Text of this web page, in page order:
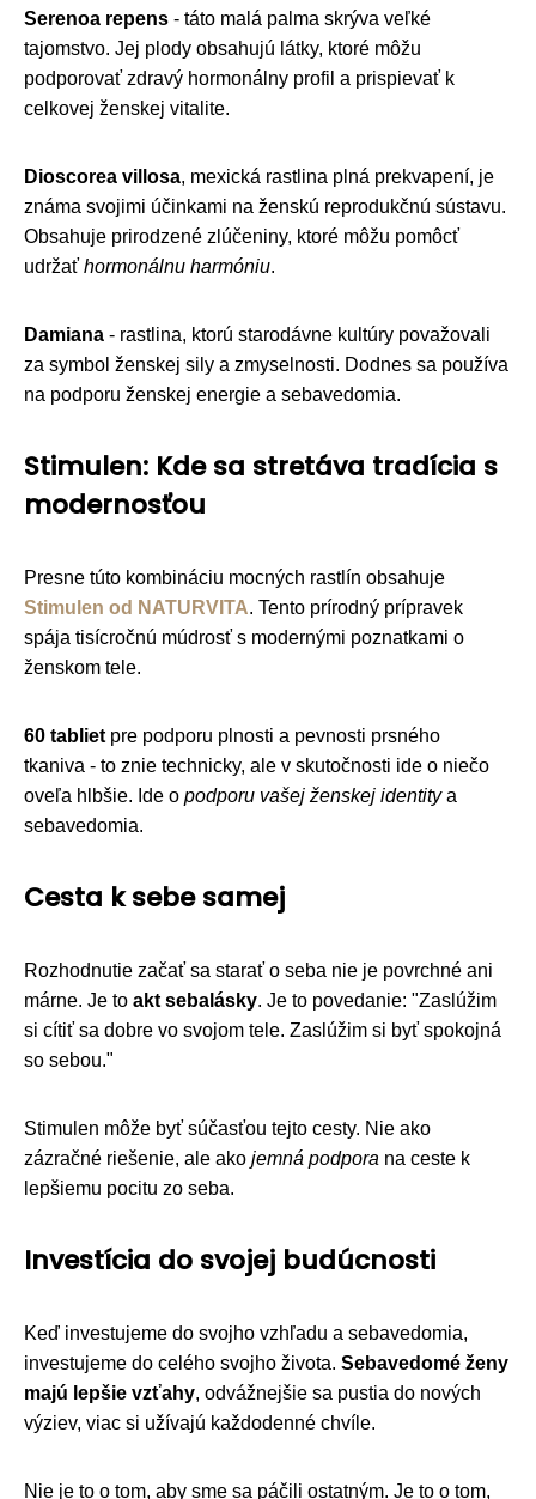
Serenoa repens - táto malá palma skrýva veľké
tajomstvo. Jej plody obsahujú látky, ktoré môžu
podporovať zdravý hormonálny profil a prispievať k
celkovej ženskej vitalite.
Dioscorea villosa, mexická rastlina plná prekvapení, je
známa svojimi účinkami na ženskú reprodukčnú sústavu.
Obsahuje prirodzené zlúčeniny, ktoré môžu pomôcť
udržať hormonálnu harmóniu.
Damiana - rastlina, ktorú starodávne kultúry považovali
za symbol ženskej sily a zmyselnosti. Dodnes sa používa
na podporu ženskej energie a sebavedomia.
Stimulen: Kde sa stretáva tradícia s
modernosťou
Presne túto kombináciu mocných rastlín obsahuje
Stimulen od NATURVITA. Tento prírodný prípravek
spája tisícročnú múdrosť s modernými poznatkami o
ženskom tele.
60 tabliet pre podporu plnosti a pevnosti prsného
tkaniva - to znie technicky, ale v skutočnosti ide o niečo
oveľa hlbšie. Ide o podporu vašej ženskej identitya
sebavedomia.
Cesta k sebe samej
Rozhodnutie začať sa starať o seba nie je povrchné ani
márne. Je to akt sebalásky. Je to povedanie: "Zaslúžim
si cítiť sa dobre vo svojom tele. Zaslúžim si byť spokojná
so sebou."
Stimulen môže byť súčasťou tejto cesty. Nie ako
zázračné riešenie, ale ako jemná podpora na ceste k
lepšiemu pocitu zo seba.
Investícia do svojej budúcnosti
Keď investujeme do svojho vzhľadu a sebavedomia,
investujeme do celého svojho života. Sebavedomé ženy
majú lepšie vzťahy, odvážnejšie sa pustia do nových
výziev, viac si užívajú každodenné chvíle.
Nie je to o tom, aby sme sa páčili ostatným. Je to o tom,